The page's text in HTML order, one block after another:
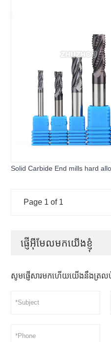
Solid Carbide End mills hard
Page 1 of 1
ផ្ញើអ៊ីមែលមកយើងខ្ញុំ
សូមផ្ញើសារមកហើយយើងនឹងត្រល